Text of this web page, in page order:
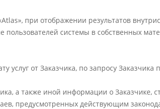
при отображении результатов
системы в собственных
от Заказчика, по запросу
а также иной информации о Заказчике,
предусмотренных действующим